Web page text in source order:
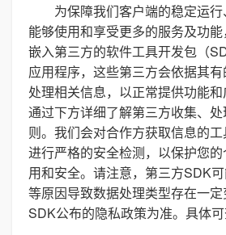
为保障我们客户端的稳定运
能够使用和享受更多的服务及功
嵌入第三方的软件工具开发包（
应用程序，这些第三方会依据其有
处理相关信息，以正常提供功能
通过下方详细了解第三方收集、
则。我们会对合作方获取信息的工
进行严格的安全检测，以保护您
用和安全。请注意，第三方SDK
等原因导致数据处理类型存在一
SDK公布的隐私政策为准。具体